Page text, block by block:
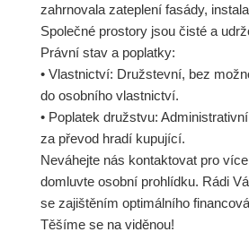
zahrnovala zateplení fasády,
Společné prostory jsou čisté a
Právní stav a poplatky:
• Vlastnictví: Družstevní, bez
do osobního vlastnictví.
• Poplatek družstvu:
za převod hradí kupující.
Neváhejte nás kontaktovat pro
domluvte osobní prohlídku. Rádi
se zajištěním optimálního
Těšíme se na viděnou!